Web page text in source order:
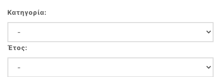
Κατηγορία:
Έτος: